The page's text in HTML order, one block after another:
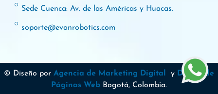
Sede Cuenca: Av. de las Américas y Huacas.
soporte@evanrobotics.com
© Diseño por Agencia de Marketing Digital y Diseño de
Páginas Web Bogotá, Colombia.